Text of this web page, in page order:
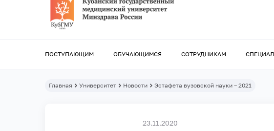
ПОСТУПАЮЩИМ ОБУЧАЮЩИМСЯ СОТРУДНИКАМ
Главная Университет Новости Эстафета вузовской науки – 2021
23.11.2020